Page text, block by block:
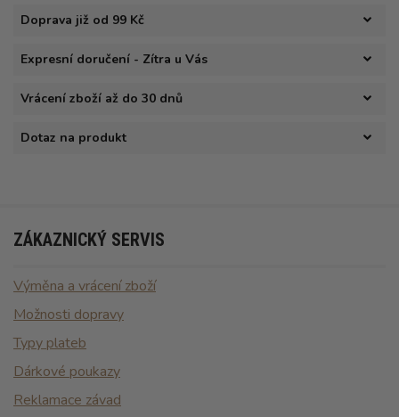
Doprava již od 99 Kč
Expresní doručení - Zítra u Vás
Vrácení zboží až do 30 dnů
Dotaz na produkt
ZÁKAZNICKÝ SERVIS
Výměna a vrácení zboží
Možnosti dopravy
Typy plateb
Dárkové poukazy
Reklamace závad